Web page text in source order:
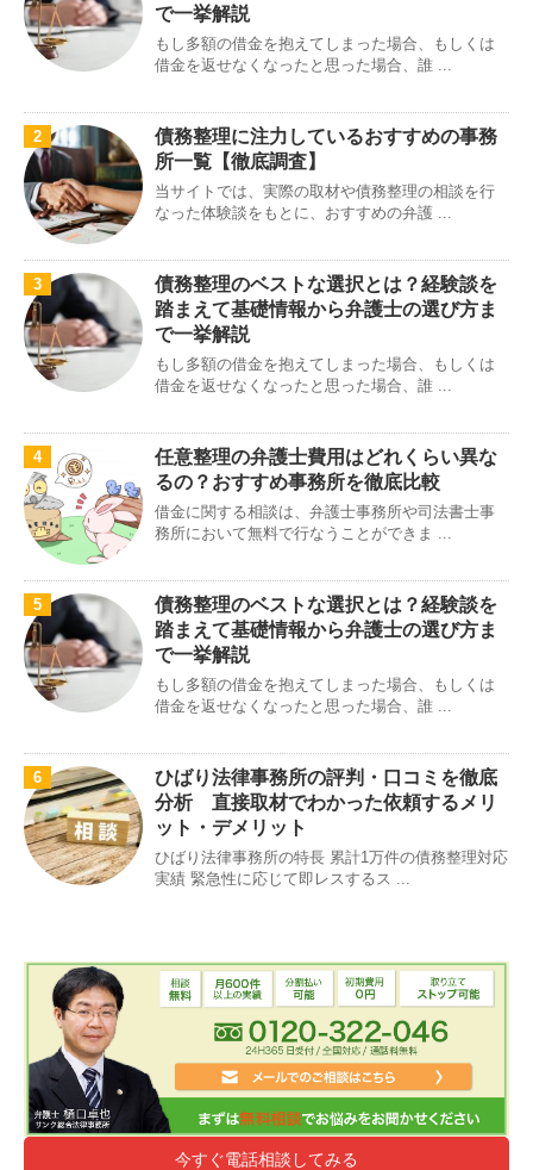
で一挙解説
もし多額の借金を抱えてしまった場合、もしくは
借金を返せなくなったと思った場合、誰 ...
2
債務整理に注力しているおすすめの事務
所一覧【徹底調査】
当サイトでは、実際の取材や債務整理の相談を行
なった体験談をもとに、おすすめの弁護 ...
3
債務整理のベストな選択とは？経験談を
踏まえて基礎情報から弁護士の選び方ま
で一挙解説
もし多額の借金を抱えてしまった場合、もしくは
借金を返せなくなったと思った場合、誰 ...
4
任意整理の弁護士費用はどれくらい異な
るの？おすすめ事務所を徹底比較
借金に関する相談は、弁護士事務所や司法書士事
務所において無料で行なうことができま ...
5
債務整理のベストな選択とは？経験談を
踏まえて基礎情報から弁護士の選び方ま
で一挙解説
もし多額の借金を抱えてしまった場合、もしくは
借金を返せなくなったと思った場合、誰 ...
6
ひばり法律事務所の評判・口コミを徹底
分析 直接取材でわかった依頼するメリ
ット・デメリット
ひばり法律事務所の特長 累計1万件の債務整理対応
実績 緊急性に応じて即レスするス ...
今すぐ電話相談してみる